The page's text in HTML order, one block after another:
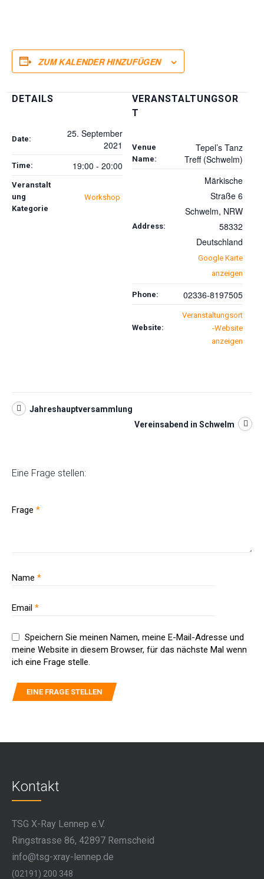
ZUM KALENDER HINZUFÜGEN
DETAILS
Date:
25. September
2021
Time: 19:00 - 20:00
Veranstalt
ung
Kategorie
Workshop
VERANSTALTUNGSOR
T
Venue
Name:
Tepel’s Tanz
Treff (Schwelm)
Address:
Märkische
Straße 6
Schwelm, NRW
58332
Deutschland
Google Karte
anzeigen
Phone: 02336-8197505
Website:
Veranstaltungsort
-Website
anzeigen
Jahreshauptversammlung
Vereinsabend in Schwelm
Eine Frage stellen:
Frage *
Name *
Email *
Speichern Sie meinen Namen, meine E-Mail-Adresse und
meine Website in diesem Browser, für das nächste Mal wenn
ich eine Frage stelle.
Kontakt
TSG X-Ray Lennep e.V.
Ringstrasse 86, 42897 Remscheid
info@tsg-xray-lennep.de
(02191) 200 348